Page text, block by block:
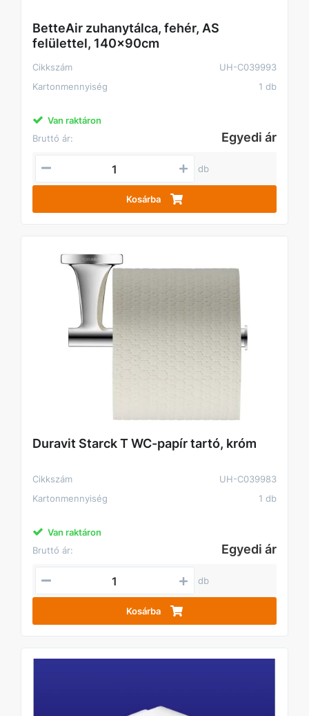
BetteAir zuhanytálca, fehér, AS
felülettel, 140x90cm
Cikkszám
UH-C039993
Kartonmennyiség
1 db
Van raktáron
Bruttó ár:
Egyedi ár
db
Kosárba
Duravit Starck T WC-papír tartó, króm
Cikkszám
UH-C039983
Kartonmennyiség
1 db
Van raktáron
Bruttó ár:
Egyedi ár
db
Kosárba